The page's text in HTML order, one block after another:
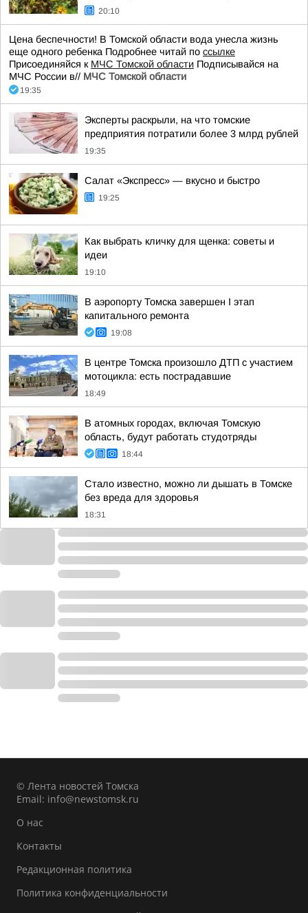
20:10
Цена беспечности! В Томской области вода унесла жизнь
еще одного ребенка Подробнее читай по ссылке
Присоединяйся к МЧС Томской области Подписывайся на
МЧС России в// МЧС Томской области
19:35
Эксперты раскрыли, на что томские
предприятия потратили более 3 млрд рублей
19:35
Салат «Экспресс» — вкусно и быстро
19:25
Как выбрать кличку для щенка: советы и
идеи
19:10
В аэропорту Томска завершен I этап
капитального ремонта
19:08
В центре Томска произошло ДТП с участием
мотоцикла: есть пострадавшие
18:49
В атомных городах, включая Томскую
область, будут работать студотряды
18:44
Стало известно, можно ли дышать в Томске
без вреда для здоровья
18:31
© Лента новостей Томска
Email: info@newstomsk.ru
О нас
Контакты
Редакционная политика
Политика конфиденциальности